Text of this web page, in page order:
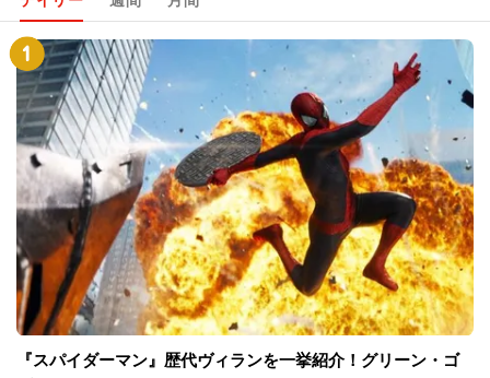
『スパイダーマン』歴代ヴィランを一挙紹介！グリーン・ゴ